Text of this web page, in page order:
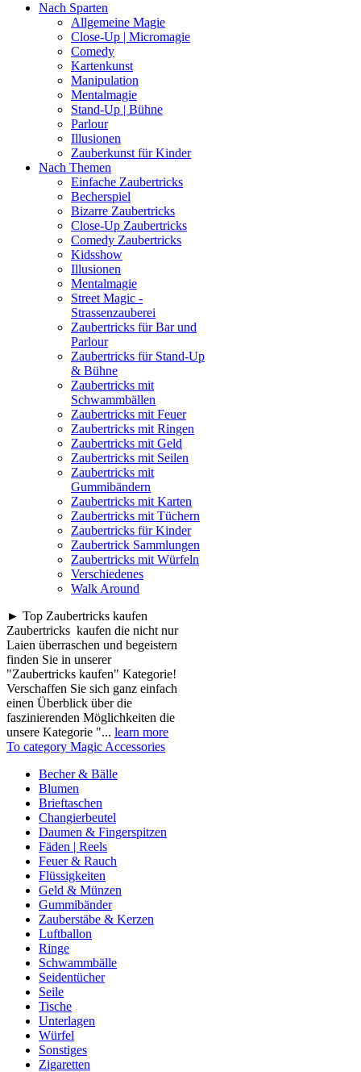
Nach Sparten
Allgemeine Magie
Close-Up | Micromagie
Comedy
Kartenkunst
Manipulation
Mentalmagie
Stand-Up | Bühne
Parlour
Illusionen
Zauberkunst für Kinder
Nach Themen
Einfache Zaubertricks
Becherspiel
Bizarre Zaubertricks
Close-Up Zaubertricks
Comedy Zaubertricks
Kidsshow
Illusionen
Mentalmagie
Street Magic -
Strassenzauberei
Zaubertricks für Bar und
Parlour
Zaubertricks für Stand-Up
& Bühne
Zaubertricks mit
Schwammbällen
Zaubertricks mit Feuer
Zaubertricks mit Ringen
Zaubertricks mit Geld
Zaubertricks mit Seilen
Zaubertricks mit
Gummibändern
Zaubertricks mit Karten
Zaubertricks mit Tüchern
Zaubertricks für Kinder
Zaubertrick Sammlungen
Zaubertricks mit Würfeln
Verschiedenes
Walk Around
► Top Zaubertricks kaufen
Zaubertricks kaufen die nicht nur
Laien überraschen und begeistern
finden Sie in unserer
"Zaubertricks kaufen" Kategorie!
Verschaffen Sie sich ganz einfach
einen Überblick über die
faszinierenden Möglichkeiten die
unsere Kategorie "... learn more
To category Magic Accessories
Becher & Bälle
Blumen
Brieftaschen
Changierbeutel
Daumen & Fingerspitzen
Fäden | Reels
Feuer & Rauch
Flüssigkeiten
Geld & Münzen
Gummibänder
Zauberstäbe & Kerzen
Luftballon
Ringe
Schwammbälle
Seidentücher
Seile
Tische
Unterlagen
Würfel
Sonstiges
Zigaretten